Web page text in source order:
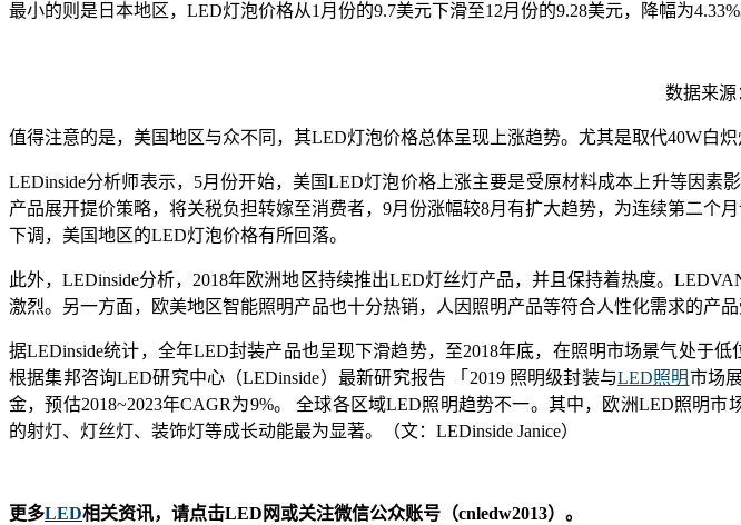
最小的则是日本地区，LED灯泡价格从1月份的9.7美元下滑至12月份的9.28美元，降幅为4.33%
数据来源
值得注意的是，美国地区与众不同，其LED灯泡价格总体呈现上涨趋势。尤其是取代40W白
LEDinside分析师表示，5月份开始，美国LED灯泡价格上涨主要是受原材料成本上升等因
产品展开提价策略，将关税负担转嫁至消费者，9月份涨幅较8月有扩大趋势，为连续第二
下调，美国地区的LED灯泡价格有所回落。
此外，LEDinside分析，2018年欧洲地区持续推出LED灯丝灯产品，并且保持着热度。
激烈。另一方面，欧美地区智能照明产品也十分热销，人因照明产品等符合人性化需求的产品
据LEDinside统计，全年LED封装产品也呈现下滑趋势，至2018年底，在照明市场景气处于
根据集邦咨询LED研究中心（LEDinside）最新研究报告 「2019 照明级封装与LED照明市场
金，预估2018~2023年CAGR为9%。 全球各区域LED照明趋势不一。其中，欧洲LED照明
的射灯、灯丝灯、装饰灯等成长动能最为显著。（文：LEDinside Janice）
更多LED相关资讯，请点击LED网或关注微信公众账号（cnledw2013）。